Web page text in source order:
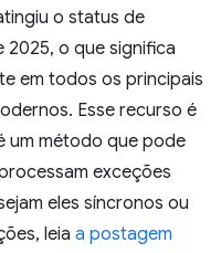
o status de
2025, o que significa
em todos os principais
Esse recurso é
um método que pode
exceções
eles síncronos ou
leia a postagem